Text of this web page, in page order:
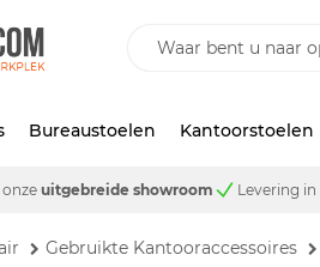
Bureaustoelen Kantoorstoelen
onzeuitgebreide showroom Levering in
Gebruikte Kantooraccessoires